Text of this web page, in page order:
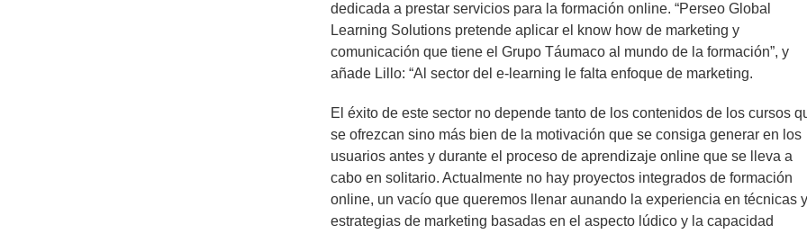
dedicada a prestar servicios para la formación online. “Perseo Global
Learning Solutions pretende aplicar el know how de marketing y
comunicación que tiene el Grupo Táumaco al mundo de la formación”, y
añade Lillo: “Al sector del e-learning le falta enfoque de marketing.
El éxito de este sector no depende tanto de los contenidos de los cursos
se ofrezcan sino más bien de la motivación que se consiga generar en los
usuarios antes y durante el proceso de aprendizaje online que se lleva a
cabo en solitario. Actualmente no hay proyectos integrados de formación
online, un vacío que queremos llenar aunando la experiencia en técnicas y
estrategias de marketing basadas en el aspecto lúdico y la capacidad